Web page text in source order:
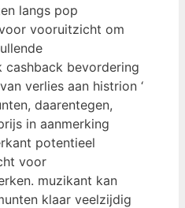
langs pop
vooruitzicht om
cashback bevordering
verlies aan histrion ‘
daarentegen,
in aanmerking
potentieel
voor
muzikant kan
klaar veelzijdig